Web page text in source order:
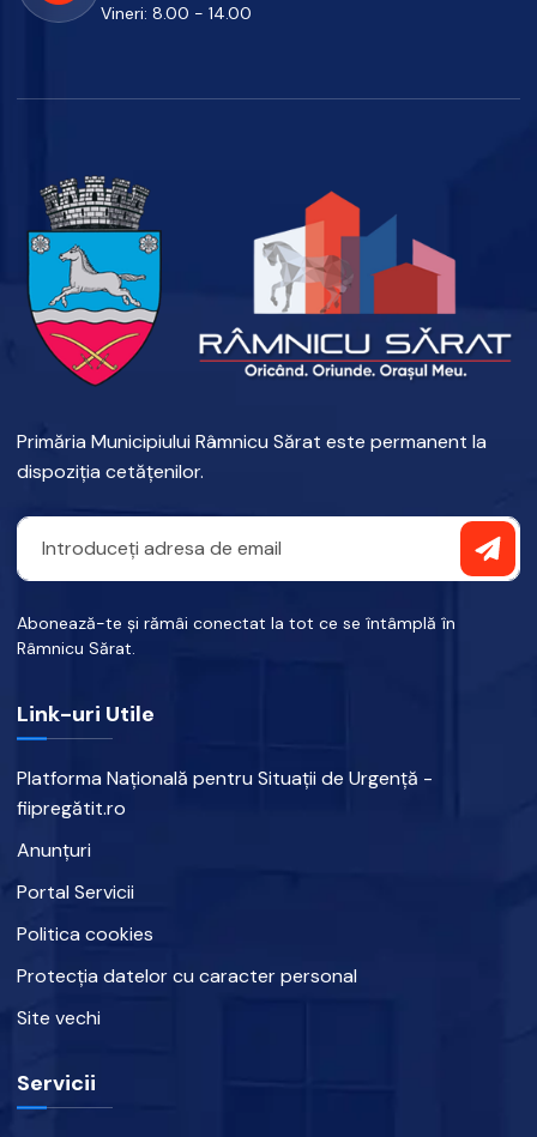
Vineri: 8.00 - 14.00
Primăria Municipiului Râmnicu Sărat este permanent la
dispoziția cetățenilor.
Abonează-te și rămâi conectat la tot ce se întâmplă în
Râmnicu Sărat.
Link-uri Utile
Platforma Națională pentru Situații de Urgență -
fiipregătit.ro
Anunțuri
Portal Servicii
Politica cookies
Protecția datelor cu caracter personal
Site vechi
Servicii